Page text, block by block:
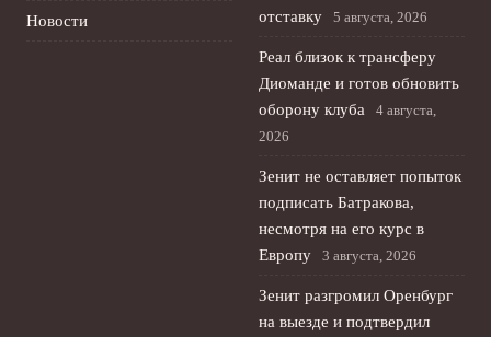
Новости
отставку
5 августа, 2026
Реал близок к трансферу
Диоманде и готов обновить
оборону клуба
4 августа,
2026
Зенит не оставляет попыток
подписать Батракова,
несмотря на его курс в
Европу
3 августа, 2026
Зенит разгромил Оренбург
на выезде и подтвердил